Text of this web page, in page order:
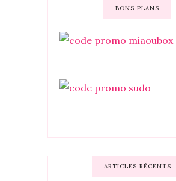
BONS PLANS
ARTICLES RÉCENTS